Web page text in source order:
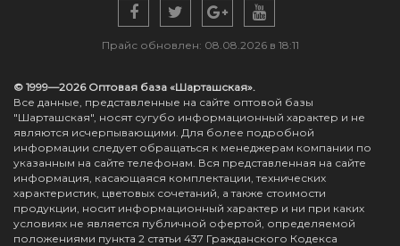
Прайс обновлен: 08.08.2026 в 18:11
© 1999—2026 Оптовая база «Шарташская».
Все данные, представленные на сайте оптовой базы
"Шарташская", носят сугубо информационный характер и не
являются исчерпывающими. Для более подробной
информации следует обращаться к менеджерам компании по
указанным на сайте телефонам. Вся представленная на сайте
информация, касающаяся комплектации, технических
характеристик, цветовых сочетаний, а также стоимости
продукции, носит информационный характер и ни при каких
условиях не является публичной офертой, определяемой
положениями пункта 2 статьи 437 Гражданского Кодекса